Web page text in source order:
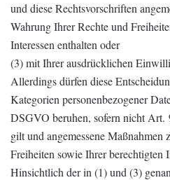
und diese Rechtsvorschriften
Wahrung Ihrer Rechte und
Interessen enthalten oder
(3) mit Ihrer ausdrücklichen
Allerdings dürfen diese
Kategorien personenbezogener
DSGVO beruhen, sofern nicht
gilt und angemessene Maßnahmen
Freiheiten sowie Ihrer berechtigten
Hinsichtlich der in (1) und (3)